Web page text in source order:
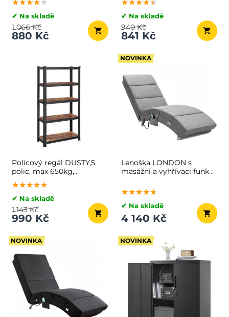
★★★★★
★★★★★
★★★★★
✔ Na skladě
880 Kč
1 066 Kč
★★★★★
★★★★★
★★★★★
✔ Na skladě
841 Kč
940 Kč
Policový regál DUSTY,5
polic, max 650kg,
černá/hnědá
★★★★★
★★★★★
★★★★★
✔ Na skladě
990 Kč
1 143 Kč
NOVINKA
Lenoška LONDON s
masážní a vyhřívací funkcí,
★★★★★
★★★★★
★★★★★
✔ Na skladě
4 140 Kč
NOVINKA NOVINKA